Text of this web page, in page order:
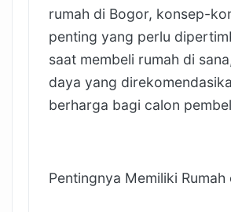
rumah di Bogor, konsep-
penting yang perlu
saat membeli rumah di
daya yang
berharga bagi calon
Pentingnya Memiliki